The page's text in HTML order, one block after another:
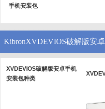
手机安装包
KibronXVDEVIOS破解版安
XVDEVIOS破解版安卓手机
安装包种类